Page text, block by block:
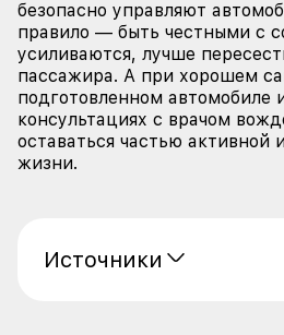
безопасно управляют
правило — быть честными с
усиливаются, лучше
пассажира. А при хорошем
подготовленном автомобиле
консультациях с врачом
оставаться частью активной
жизни.
Источники